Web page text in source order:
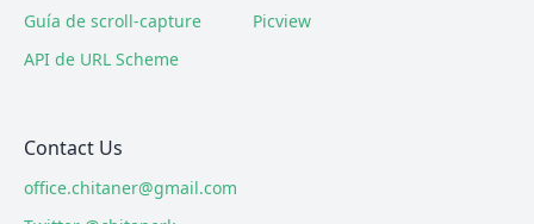
Guía de scroll-capture
API de URL Scheme
Picview
Contact Us
office.chitaner@gmail.com